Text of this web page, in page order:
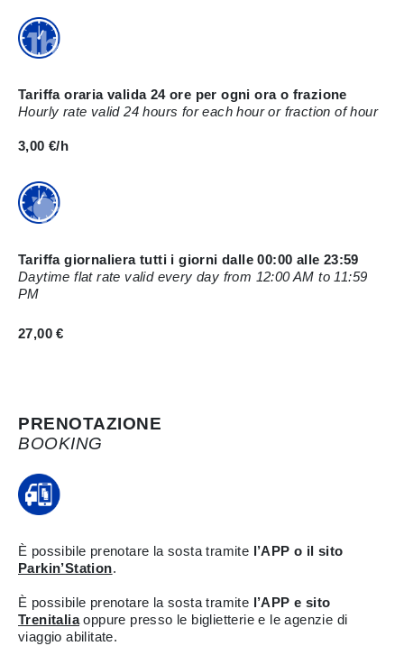
Tariffa oraria valida 24 ore per ogni ora o frazione
Hourly rate valid 24 hours for each hour or fraction of hour
3,00 €/h
Tariffa giornaliera tutti i giorni dalle 00:00 alle 23:59
Daytime flat rate valid every day from 12:00 AM to 11:59
PM
27,00 €
PRENOTAZIONE
BOOKING
È possibile prenotare la sosta tramite l’APP o il sito
Parkin’Station.
È possibile prenotare la sosta tramite l’APP e sito
Trenitaliaoppure presso le biglietterie e le agenzie di
viaggio abilitate.